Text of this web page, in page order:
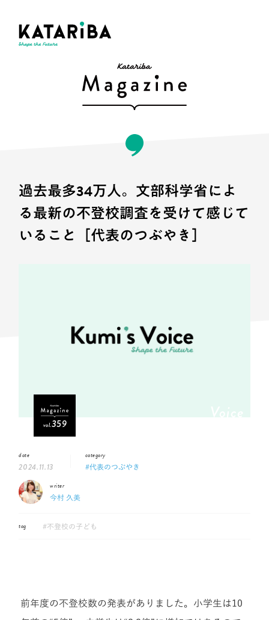
過去最多34万人。文部科学省によ
る最新の不登校調査を受けて感じて
いること［代表のつぶやき］
vol.359
Voice
date
2024.11.13
category
#代表のつぶやき
writer
今村 久美
tag #不登校の子ども
前年度の不登校数の発表がありました。小学生は10